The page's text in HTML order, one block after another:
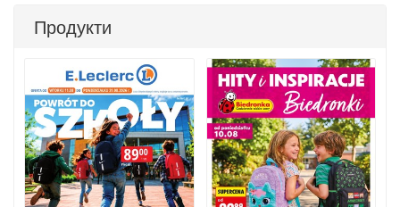
Продукти